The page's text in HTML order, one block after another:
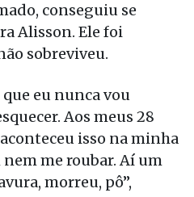
conseguiu se
Alisson. Ele foi
sobreviveu.
eu nunca vou
Aos meus 28
isso na minha
me roubar. Aí um
morreu, pô”,